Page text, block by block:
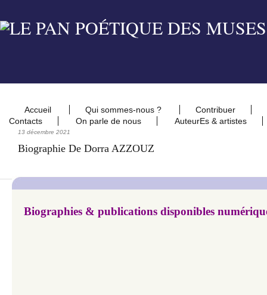
Accueil Qui sommes-nous ?
Contribuer
Contacts
On parle de nous AuteurEs & artistes
13 décembre 2021
Biographie De Dorra AZZOUZ
Biographies & publications disponibles